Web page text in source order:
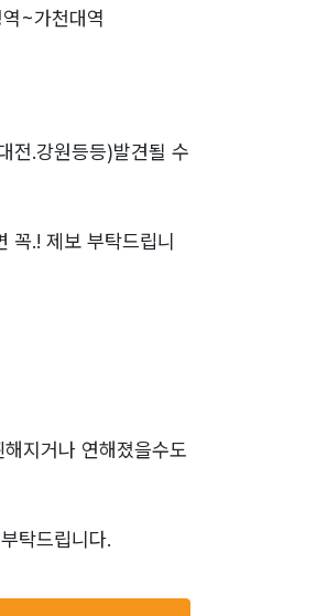
~가천대역
전.강원등등)발견될 수
꼭.! 제보 부탁드립니
지거나 연해졌을수도
탁드립니다.